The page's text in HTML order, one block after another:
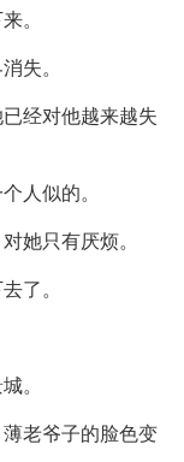
。
失。
经对他越来越失
人似的。
她只有厌烦。
了。
。
老爷子的脸色变